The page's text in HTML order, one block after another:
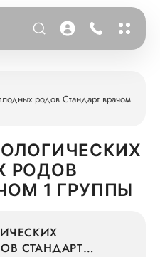
родов Стандарт врачом
РОДОВ
1 ГРУППЫ
СТАНДАРТ